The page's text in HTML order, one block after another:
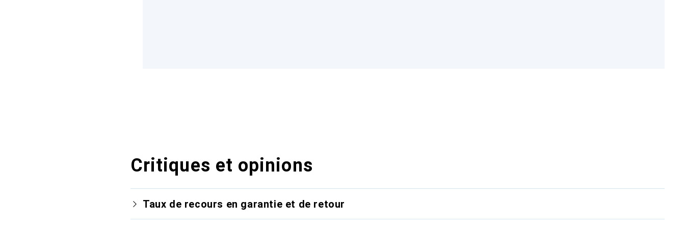
Critiques et opinions
Taux de recours en garantie et de retour